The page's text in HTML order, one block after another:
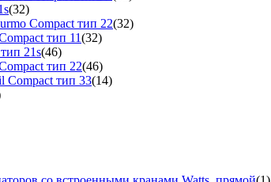
(32)
Compact тип 22(32)
тип 11(32)
21s(46)
тип 22(46)
Compact тип 33(14)